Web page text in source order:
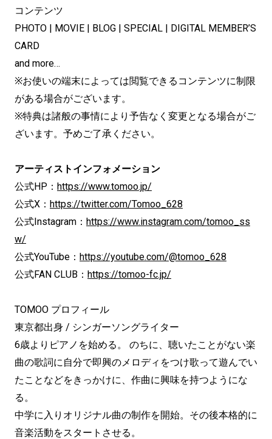
コンテンツ
PHOTO | MOVIE | BLOG | SPECIAL | DIGITAL MEMBER’S
CARD
and more…
※お使いの端末によっては閲覧できるコンテンツに制限
がある場合がございます。
※特典は諸般の事情により予告なく変更となる場合がご
ざいます。予めご了承ください。
アーティストインフォメーション
公式HP： https://www.tomoo.jp/
公式X： https://twitter.com/Tomoo_628
公式Instagram： https://www.instagram.com/tomoo_ss
w/
公式YouTube： https://youtube.com/@tomoo_628
公式FAN CLUB： https://tomoo-fc.jp/
TOMOO プロフィール
東京都出身 / シンガーソングライター
6歳よりピアノを始める。 のちに、聴いたことがない楽
曲の歌詞に自分で即興のメロディをつけ歌って遊んでい
たことなどをきっかけに、作曲に興味を持つようにな
る。
中学に入りオリジナル曲の制作を開始。その後本格的に
音楽活動をスタートさせる。